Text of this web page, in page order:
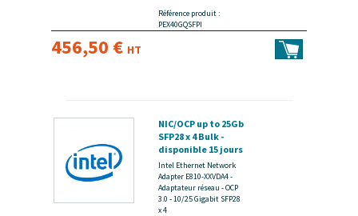
Référence produit :
PEX40GQSFPI
456,50 € HT
NIC/OCP up to 25Gb
SFP28 x 4 Bulk -
disponible 15 jours
Intel Ethernet Network
Adapter E810-XXVDA4 -
Adaptateur réseau - OCP
3.0 - 10/25 Gigabit SFP28
x 4